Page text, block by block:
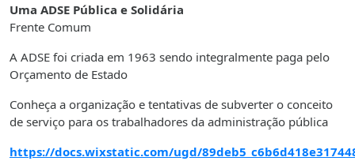
Uma ADSE Pública e Solidária
Frente Comum
A ADSE foi criada em 1963 sendo integralmente paga pelo
Orçamento de Estado
Conheça a organização e tentativas de subverter o conceito
de serviço para os trabalhadores da administração pública
https://docs.wixstatic.com/ugd/